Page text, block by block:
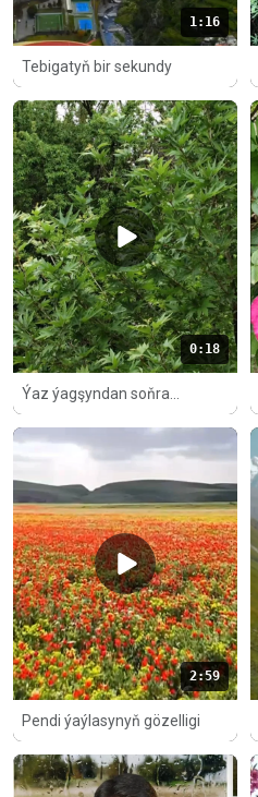
1:16
Tebigatyň bir sekundy
0:18
Ýaz ýagşyndan soňra...
2:59
Pendi ýaýlasynyň gözelligi